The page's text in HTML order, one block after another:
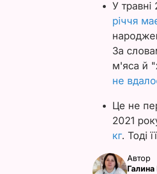
У
річчя
За
м'яса й
не
Це не
2021
кг. Тоді її
Автор